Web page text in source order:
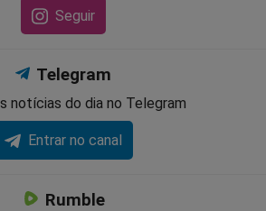
Seguir
Telegram
notícias do dia no Telegram
Entrar no canal
Rumble